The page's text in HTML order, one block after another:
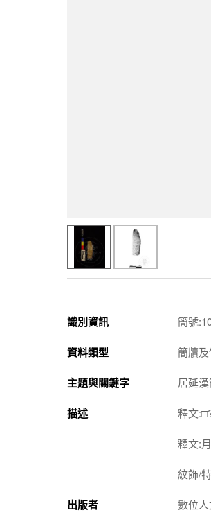
識別資訊 簡號
資料類型 簡牘
主題與關鍵字 居延
描述 釋文
釋文:
紋飾/
出版者 數位